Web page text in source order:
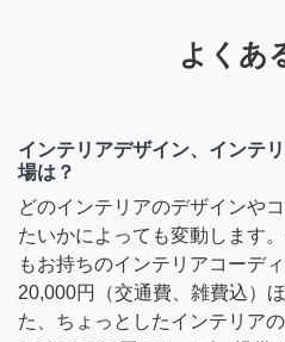
よくあ
インテリアデザイン、インテ
場は？
どのインテリアのデザインや
たいかによっても変動します
もお持ちのインテリアコーデ
20,000円（交通費、雑費込）
た、ちょっとしたインテリア